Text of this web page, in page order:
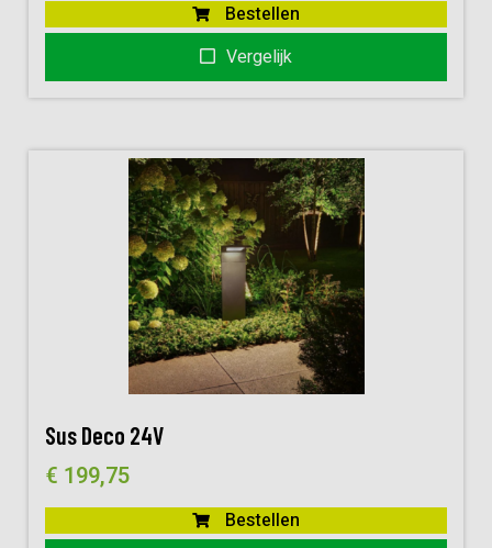
Bestellen
Vergelijk
Sus Deco 24V
€ 199,75
Bestellen